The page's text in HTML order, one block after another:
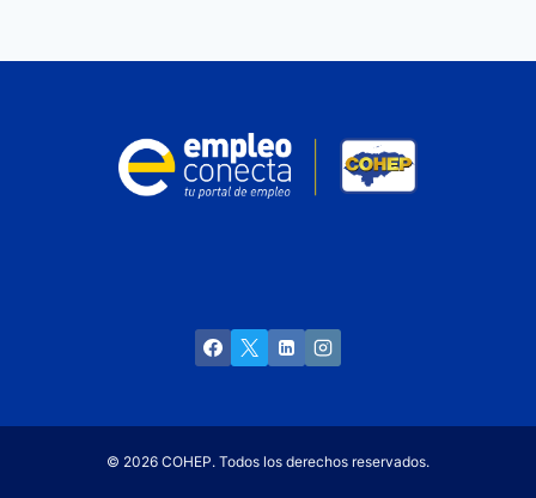
© 2026 COHEP. Todos los derechos reservados.